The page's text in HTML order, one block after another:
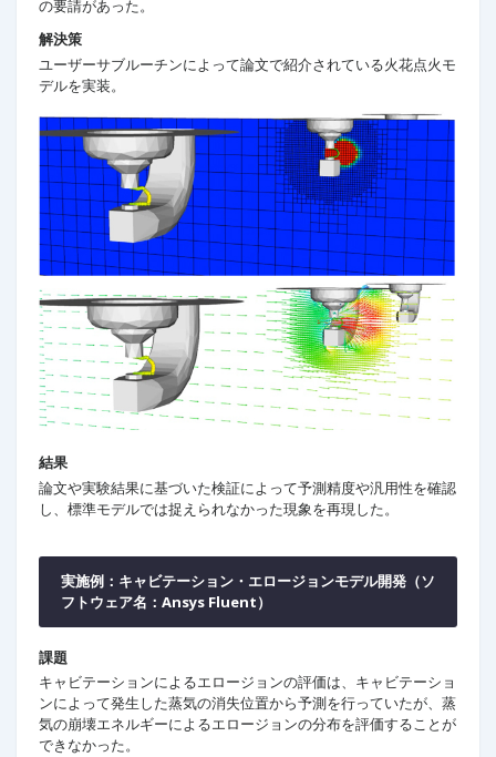
の要請があった。
解決策
ユーザーサブルーチンによって論文で紹介されている火花点火モ
デルを実装。
結果
論文や実験結果に基づいた検証によって予測精度や汎用性を確認
し、標準モデルでは捉えられなかった現象を再現した。
実施例：キャビテーション・エロージョンモデル開発（ソ
フトウェア名：Ansys Fluent）
課題
キャビテーションによるエロージョンの評価は、キャビテーショ
ンによって発生した蒸気の消失位置から予測を行っていたが、蒸
気の崩壊エネルギーによるエロージョンの分布を評価することが
できなかった。